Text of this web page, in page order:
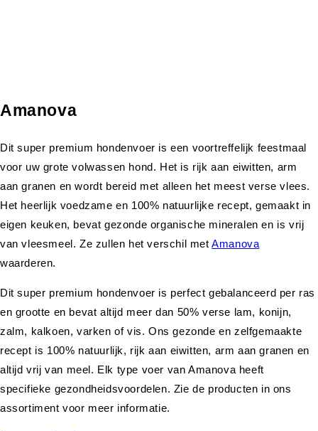
Amanova
Dit super premium hondenvoer is een voortreffelijk feestmaal
voor uw grote volwassen hond. Het is rijk aan eiwitten, arm
aan granen en wordt bereid met alleen het meest verse vlees.
Het heerlijk voedzame en 100% natuurlijke recept, gemaakt in
eigen keuken, bevat gezonde organische mineralen en is vrij
van vleesmeel. Ze zullen het verschil metAmanova
waarderen.
Dit super premium hondenvoer is perfect gebalanceerd per ras
en grootte en bevat altijd meer dan 50% verse lam, konijn,
zalm, kalkoen, varken of vis. Ons gezonde en zelfgemaakte
recept is 100% natuurlijk, rijk aan eiwitten, arm aan granen en
altijd vrij van meel. Elk type voer van Amanova heeft
specifieke gezondheidsvoordelen. Zie de producten in ons
assortiment voor meer informatie.